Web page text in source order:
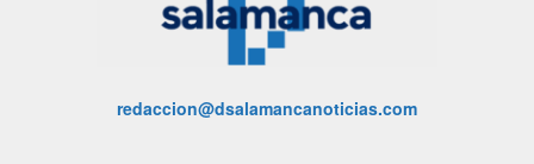
redaccion@dsalamancanoticias.com